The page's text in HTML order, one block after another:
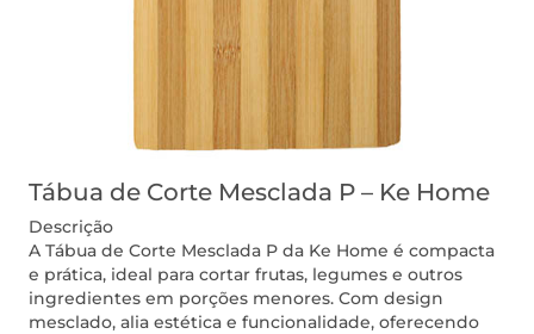
Tábua de Corte Mesclada P – Ke Home
Descrição
A Tábua de Corte Mesclada P da Ke Home é compacta
e prática, ideal para cortar frutas, legumes e outros
ingredientes em porções menores. Com design
mesclado, alia estética e funcionalidade, oferecendo